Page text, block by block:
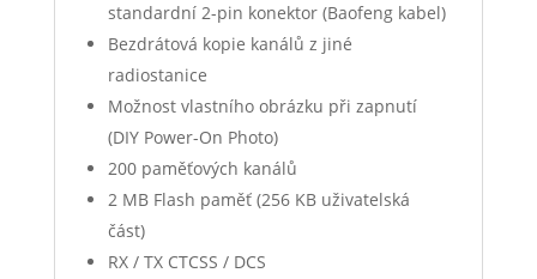
standardní 2-pin konektor (Baofeng kabel)
Bezdrátová kopie kanálů z jiné
radiostanice
Možnost vlastního obrázku při zapnutí
(DIY Power-On Photo)
200 paměťových kanálů
2 MB Flash paměť (256 KB uživatelská
část)
RX / TX CTCSS / DCS